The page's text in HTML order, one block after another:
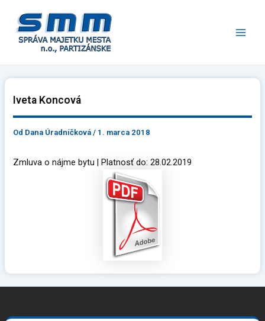
obsah
Iveta Koncová
Od Dana Úradníčková/ 1. marca 2018
Zmluva o nájme bytu | Platnosť do: 28.02.2019